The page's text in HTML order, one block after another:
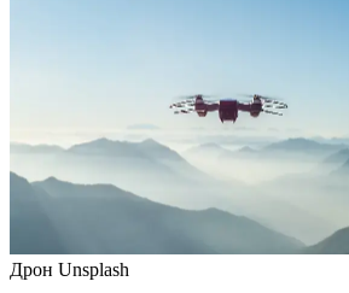
Дрон Unsplash